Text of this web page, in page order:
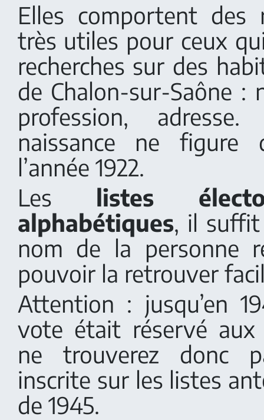
Elles comportent des
très utiles pour ceux
recherches sur des
de Chalon-sur-Saône :
profession,
naissance ne figure
l’année 1922.
Les listes
alphabétiques, il suffit
nom de la personne
pouvoir la retrouver
Attention : jusqu’en
vote était réservé aux
ne trouverez donc
inscrite sur les listes
de 1945.